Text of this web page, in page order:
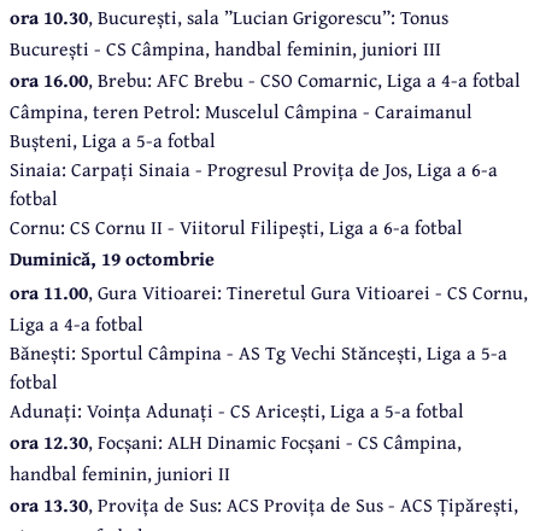
ora 10.30, București, sala ”Lucian Grigorescu”: Tonus
București - CS Câmpina, handbal feminin, juniori III
ora 16.00, Brebu: AFC Brebu - CSO Comarnic, Liga a 4-a fotbal
Câmpina, teren Petrol: Muscelul Câmpina - Caraimanul
Bușteni, Liga a 5-a fotbal
Sinaia: Carpați Sinaia - Progresul Provița de Jos, Liga a 6-a
fotbal
Cornu: CS Cornu II - Viitorul Filipești, Liga a 6-a fotbal
Duminică, 19 octombrie
ora 11.00, Gura Vitioarei: Tineretul Gura Vitioarei - CS Cornu,
Liga a 4-a fotbal
Bănești: Sportul Câmpina - AS Tg Vechi Stăncești, Liga a 5-a
fotbal
Adunați: Voința Adunați - CS Aricești, Liga a 5-a fotbal
ora 12.30, Focșani: ALH Dinamic Focșani - CS Câmpina,
handbal feminin, juniori II
ora 13.30, Provița de Sus: ACS Provița de Sus - ACS Țipărești,